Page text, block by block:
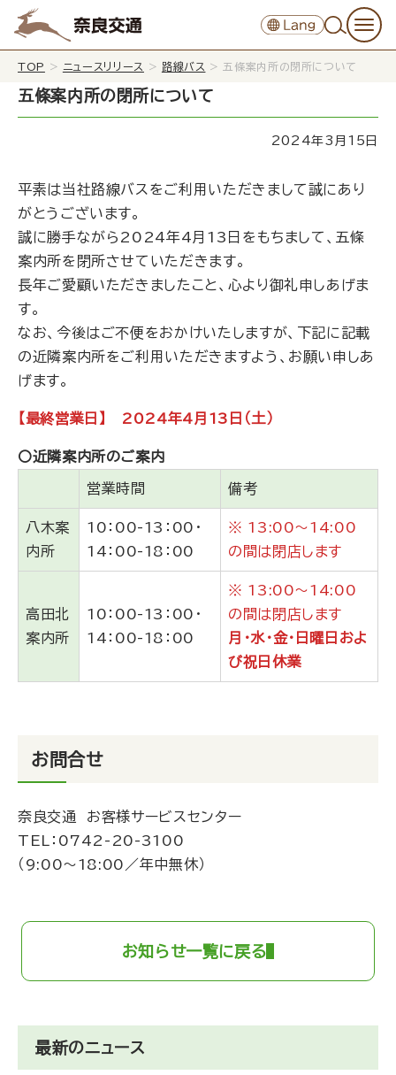
TOP > ニュースリリース > 路線バス > 五條案内所の閉所について
五條案内所の閉所について
2024年3月15日
平素は当社路線バスをご利用いただきまして誠にあり
がとうございます。
誠に勝手ながら2024年4月13日をもちまして、五條
案内所を閉所させていただきます。
長年ご愛顧いただきましたこと、心より御礼申しあげま
す。
なお、今後はご不便をおかけいたしますが、下記に記載
の近隣案内所をご利用いただきますよう、お願い申しあ
げます。
【最終営業日】 2024年4月13日（土）
〇近隣案内所のご案内
営業時間 備考
八木案
内所
10：00-13：00・
14：00-18：00
※ 13:00～14:00
の間は閉店します
高田北
案内所
10：00-13：00・
14：00-18：00
※ 13:00～14:00
の間は閉店します
月・水・金・日曜日およ
び祝日休業
お問合せ
奈良交通 お客様サービスセンター
TEL： 0742-20-3100
（9:00～18:00／年中無休）
お知らせ一覧に戻る
最新のニュース